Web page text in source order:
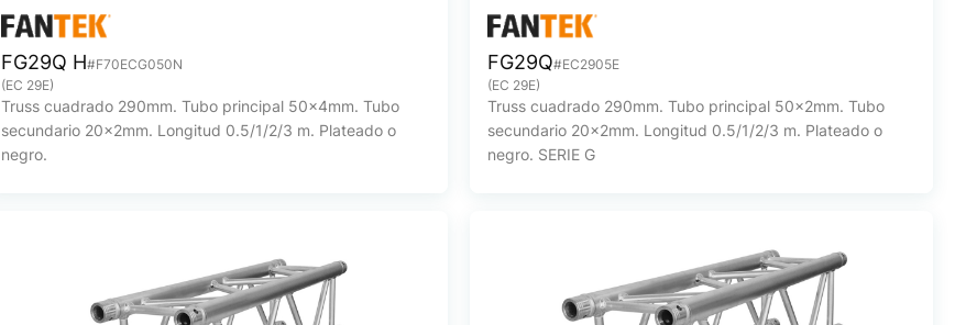
FG29Q H#F70ECG050N
(EC 29E)
Truss cuadrado 290mm. Tubo principal 50x4mm. Tubo
secundario 20x2mm. Longitud 0.5/1/2/3 m. Plateado o
negro.
FG29Q#EC2905E
(EC 29E)
Truss cuadrado 290mm. Tubo principal 50x2mm. Tubo
secundario 20x2mm. Longitud 0.5/1/2/3 m. Plateado o
negro. SERIE G